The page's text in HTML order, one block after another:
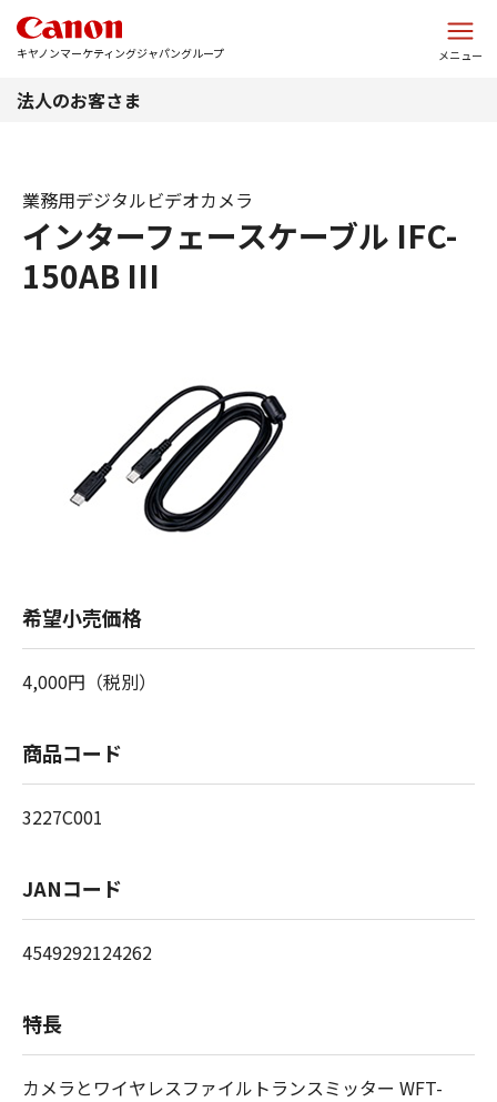
キヤノンマーケティングジャパングループ メニュー
法人のお客さま
インターフェースケーブル IFC-
150AB III
業務用デジタルビデオカメラ
希望小売価格
4,000円（税別）
商品コード
3227C001
JANコード
4549292124262
特長
カメラとワイヤレスファイルトランスミッター WFT-